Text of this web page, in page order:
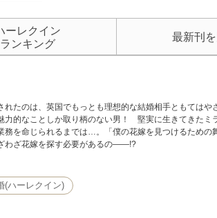
ーレクイン
ランキング
最新刊
れたのは、英国でもっとも理想的な結婚相手ともては
力的なことしか取り柄のない男！ 堅実に生きてきたミ
務を命じられるまでは…。「僕の花嫁を見つけるため
わざ花嫁を探す必要があるの――!?
(ハーレクイン)